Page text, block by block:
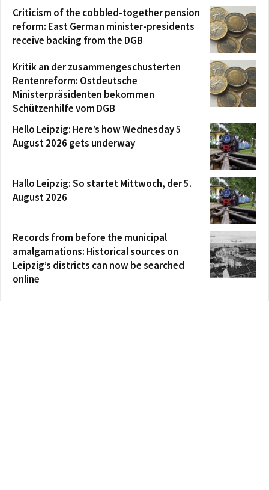
Criticism of the cobbled-together pension
reform: East German minister-presidents
receive backing from the DGB
Kritik an der zusammengeschusterten
Rentenreform: Ostdeutsche
Ministerpräsidenten bekommen
Schützenhilfe vom DGB
Hello Leipzig: Here’s how Wednesday 5
August 2026 gets underway
Hallo Leipzig: So startet Mittwoch, der 5.
August 2026
Records from before the municipal
amalgamations: Historical sources on
Leipzig’s districts can now be searched
online